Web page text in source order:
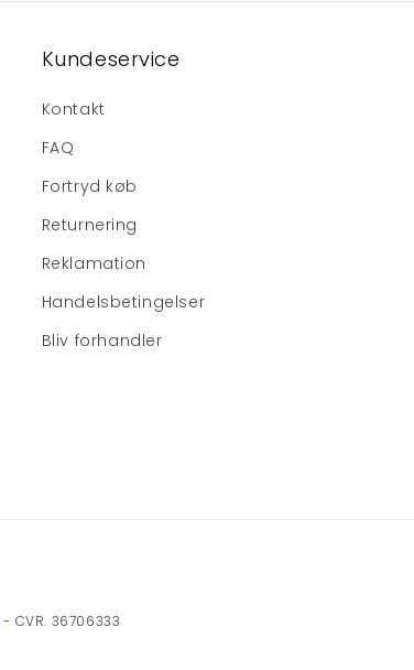
Kundeservice
Kontakt
FAQ
Fortryd køb
Returnering
Reklamation
Handelsbetingelser
Bliv forhandler
- CVR. 36706333